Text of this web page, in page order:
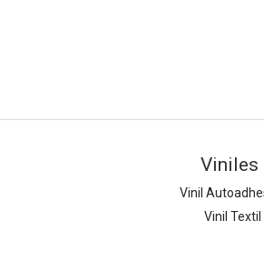
Viniles
Vinil
Vinil Textil